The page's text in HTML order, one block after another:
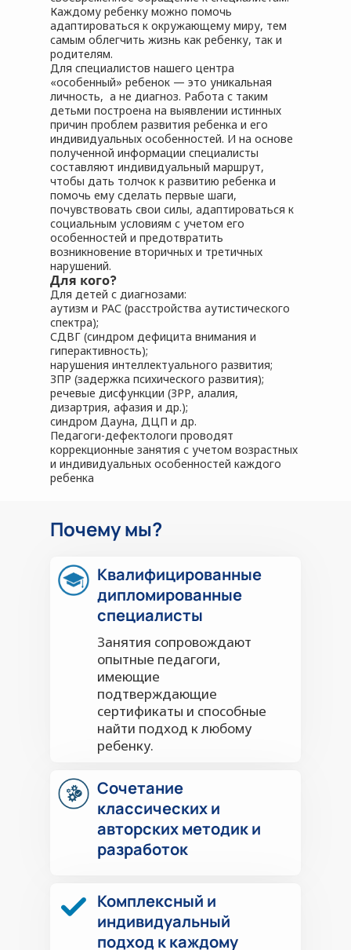
Каждому ребенку можно помочь
адаптироваться к окружающему миру, тем
самым облегчить жизнь как ребенку, так и
родителям.
Для специалистов нашего центра
«особенный» ребенок — это уникальная
личность, а не диагноз. Работа с таким
детьми построена на выявлении истинных
причин проблем развития ребенка и его
индивидуальных особенностей. И на основе
полученной информации специалисты
составляют индивидуальный маршрут,
чтобы дать толчок к развитию ребенка и
помочь ему сделать первые шаги,
почувствовать свои силы, адаптироваться к
социальным условиям с учетом его
особенностей и предотвратить
возникновение вторичных и третичных
нарушений.
Для кого?
Для детей с диагнозами:
аутизм и РАС (расстройства аутистического
спектра);
СДВГ (синдром дефицита внимания и
гиперактивность);
нарушения интеллектуального развития;
ЗПР (задержка психического развития);
речевые дисфункции (ЗРР, алалия,
дизартрия, афазия и др.);
синдром Дауна, ДЦП и др.
Педагоги-дефектологи проводят
коррекционные занятия с учетом возрастных
и индивидуальных особенностей каждого
ребенка
Почему мы?
Квалифицированные
дипломированные
специалисты
Занятия сопровождают
опытные педагоги,
имеющие
подтверждающие
сертификаты и способные
найти подход к любому
ребенку.
Сочетание
классических и
авторских методик и
разработок
Комплексный и
индивидуальный
подход к каждому